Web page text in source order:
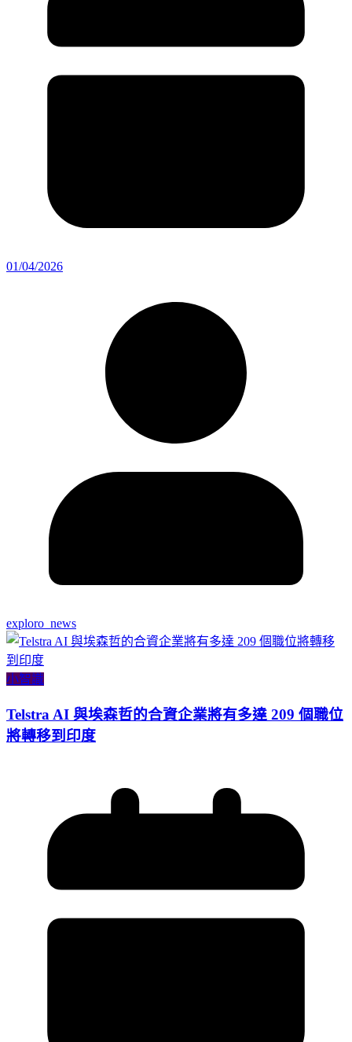
01/04/2026
exploro_news
小智識
Telstra AI 與埃森哲的合資企業將有多達 209 個職位
將轉移到印度